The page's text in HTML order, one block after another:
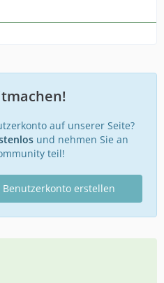
auf unserer Seite?
und nehmen Sie an
teil!
Benutzerkonto erstellen